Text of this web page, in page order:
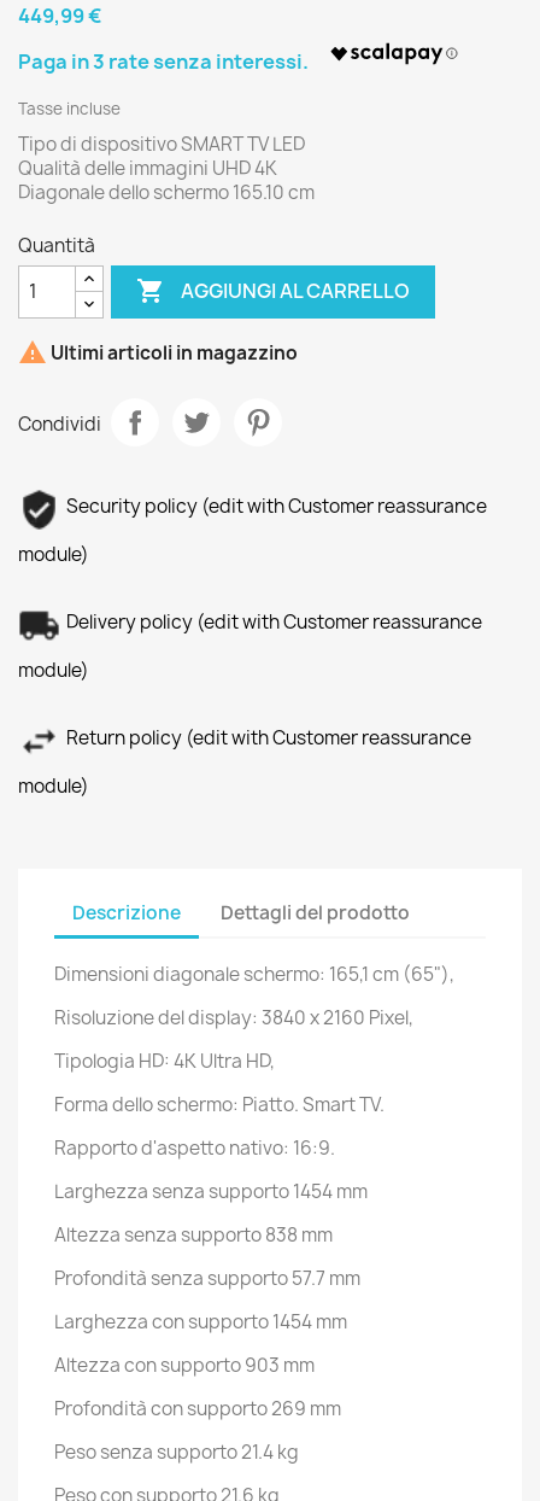
449,99 €
Tasse incluse
Tipo di dispositivo SMART TV LED
Qualità delle immagini UHD 4K
Diagonale dello schermo 165.10 cm
Quantità
 AGGIUNGI AL CARRELLO
 Ultimi articoli in magazzino
Condividi
Security policy (edit with Customer reassurance
module)
Delivery policy (edit with Customer reassurance
module)
Return policy (edit with Customer reassurance
module)
Descrizione Dettagli del prodotto
Dimensioni diagonale schermo: 165,1 cm (65"),
Risoluzione del display: 3840 x 2160 Pixel,
Tipologia HD: 4K Ultra HD,
Forma dello schermo: Piatto. Smart TV.
Rapporto d'aspetto nativo: 16:9.
Larghezza senza supporto 1454 mm
Altezza senza supporto 838 mm
Profondità senza supporto 57.7 mm
Larghezza con supporto 1454 mm
Altezza con supporto 903 mm
Profondità con supporto 269 mm
Peso senza supporto 21.4 kg
Peso con supporto 21.6 kg